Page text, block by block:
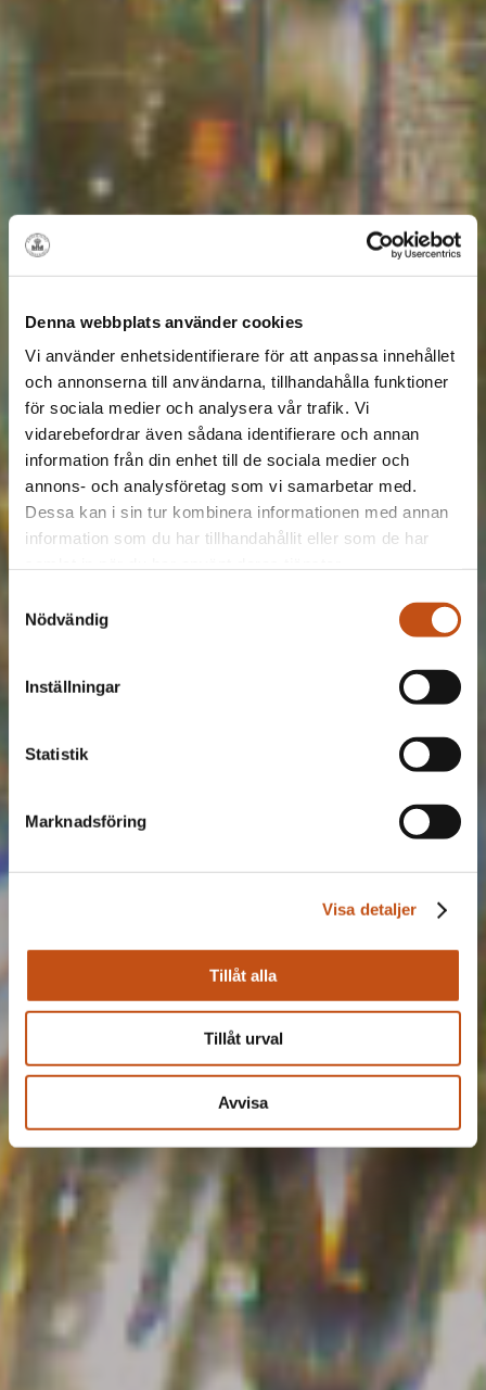
Denna webbplats använder cookies
Vi använder enhetsidentifierare för att anpassa innehållet
och annonserna till användarna, tillhandahålla funktioner
för sociala medier och analysera vår trafik. Vi
vidarebefordrar även sådana identifierare och annan
information från din enhet till de sociala medier och
annons- och analysföretag som vi samarbetar med.
Dessa kan i sin tur kombinera informationen med annan
information som du har tillhandahållit eller som de har
Nödvändig
Inställningar
Statistik
Marknadsföring
Visa detaljer
Tillåt alla
Tillåt urval
Avvisa